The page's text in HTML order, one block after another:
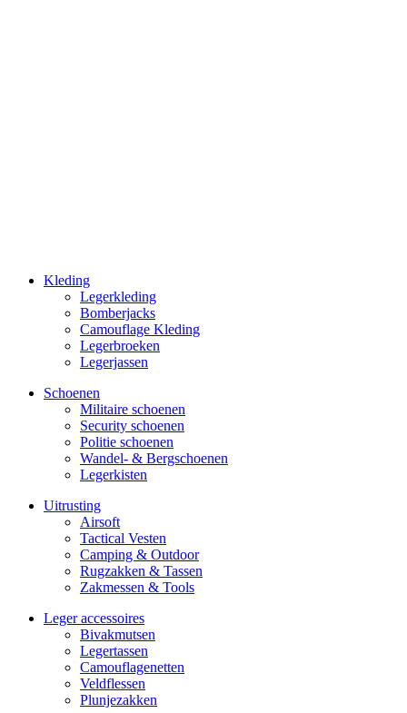
Kleding
Legerkleding
Bomberjacks
Camouflage Kleding
Legerbroeken
Legerjassen
Schoenen
Militaire schoe­nen
Security schoenen
Politie schoenen
Wandel- & Berg­­schoenen
Legerkisten
Uitrusting
Airsoft
Tactical Ves­ten
Camping & Outdoor
Rugzakken & Tassen
Zakmessen & Tools
Leger accessoires
Bivakmutsen
Legertassen
Camouflage­­netten
Veldflessen
Plunjezakken